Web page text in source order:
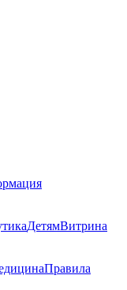
ДетямВитрина
Правила